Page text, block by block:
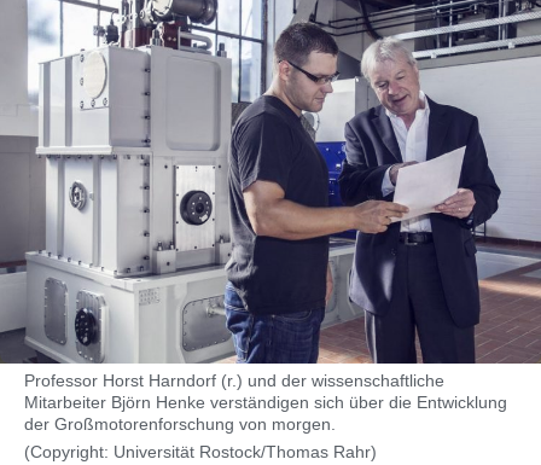
Professor Horst Harndorf (r.) und der wissenschaftliche
Mitarbeiter Björn Henke verständigen sich über die Entwicklung
der Großmotorenforschung von morgen.
(Copyright: Universität Rostock/Thomas Rahr)